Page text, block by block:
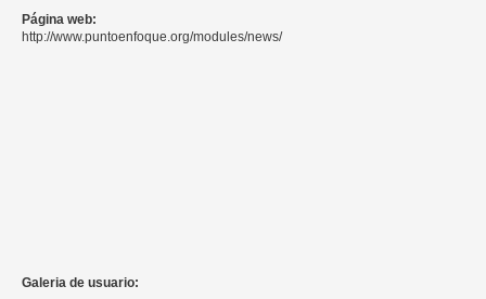
Página web:
http://www.puntoenfoque.org/modules/news/
Galeria de usuario: